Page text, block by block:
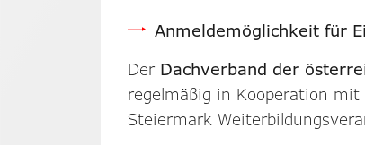
Anmeldemöglichkeit für
Der Dachverband der
regelmäßig in Kooperation
Steiermark